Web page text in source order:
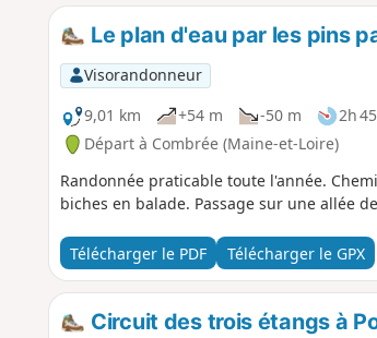
Le plan d'eau par les pins
Visorandonneur
9,01 km
+54 m -50 m 2h 45
Départ à Combrée (Maine-et-Loire)
Randonnée praticable toute l'année.
biches en balade. Passage sur une allée
Télécharger le PDF Télécharger le GPX
Circuit des trois étangs à